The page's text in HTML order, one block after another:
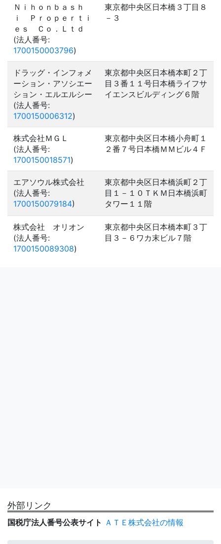
Ｎｉｈｏｎｂａｓｈ
ｉ Ｐｒｏｐｅｒｔｉ
ｅｓ Ｃｏ．Ｌｔｄ
(法人番号:
1700150003796)
東京都中央区日本橋３丁目８
－３
ドラッグ・インフォメ
ーション・アソシエー
ション・エルエルシー
(法人番号:
1700150006312)
東京都中央区日本橋本町２丁
目３番１１号日本橋ライフサ
イエンスビルディング６階
株式会社ＭＧＬ
(法人番号:
1700150018571)
東京都中央区日本橋小舟町１
２番７号日本橋ＭＭビル４Ｆ
エアソウル株式会社
(法人番号:
1700150079184)
東京都中央区日本橋浜町２丁
目１－１０ＴＫＭ日本橋浜町
タワー１１階
株式会社 オリオン
(法人番号:
1700150089308)
東京都中央区日本橋本町３丁
目３－６ワカ末ビル７階
外部リンク
国税庁法人番号公表サイト ＡＴＥ株式会社の情報